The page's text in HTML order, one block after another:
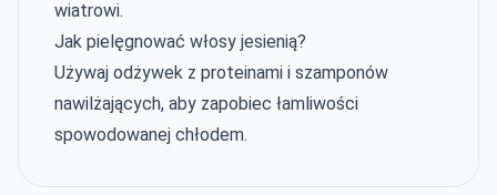
wiatrowi.
Jak pielęgnować włosy jesienią?
Używaj odżywek z proteinami i szamponów
nawilżających, aby zapobiec łamliwości
spowodowanej chłodem.